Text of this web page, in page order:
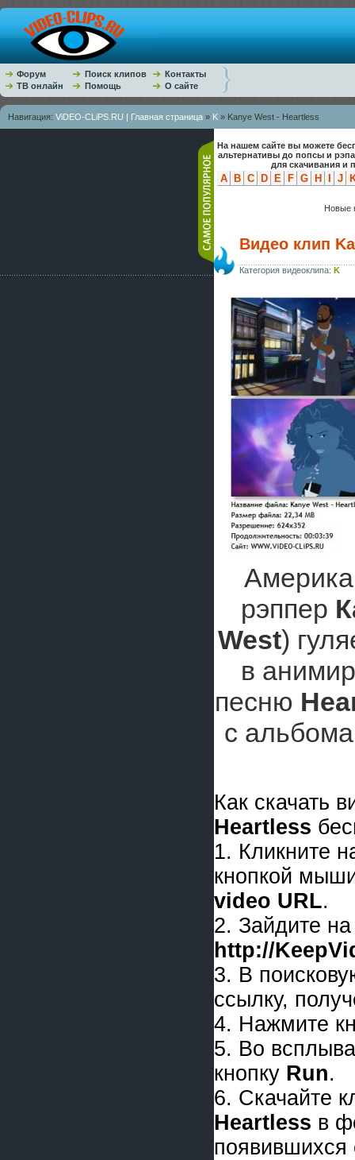
Форум Поиск клипов
Контакты
ТВ онлайн
Помощь О сайте
Навигация: ViDEO-CLiPS.RU | Главная страница » K » Kanye West - Heartless
На нашем сайте вы можете
альтернативы до попсы и
для скачивания и
A B C D E F G H J
Новые
Видео клип
Категория видеоклипа: K
рэппер
West)
в
песню
с
Как скачать
Heartless
1. Кликните
кнопкой
video URL.
2. Зайдите на
http://
3. В
ссылку,
4. Нажмите
5. Во
кнопку Run.
6. Скачайте
Heartless в
появившихся